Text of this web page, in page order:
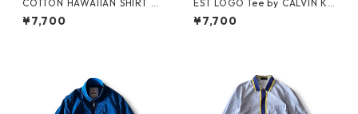
COTTON HAWAIIAN SHIRT by
PACIFIC LEGEND
¥7,700
EST LOGO Tee by CALVIN KL
EIN JEANS ESTABLISHED.1978
¥7,700